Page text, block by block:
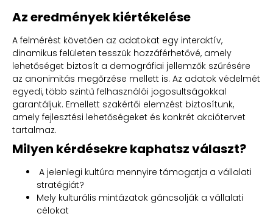
Az eredmények kiértékelése
A felmérést követően az adatokat egy interaktív,
dinamikus felületen tesszük hozzáférhetővé, amely
lehetőséget biztosít a demográfiai jellemzők szűrésére
az anonimitás megőrzése mellett is. Az adatok védelmét
egyedi, több szintű felhasználói jogosultságokkal
garantáljuk. Emellett szakértői elemzést biztosítunk,
amely fejlesztési lehetőségeket és konkrét akciótervet
tartalmaz.
Milyen kérdésekre kaphatsz választ?
A jelenlegi kultúra mennyire támogatja a vállalati
stratégiát?
Mely kulturális mintázatok gáncsolják a vállalati
célokat